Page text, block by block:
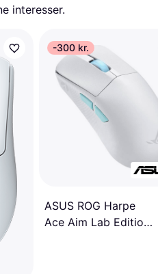
interesser.
-300 kr.
ASUS ROG Harpe
Ace Aim Lab Edition